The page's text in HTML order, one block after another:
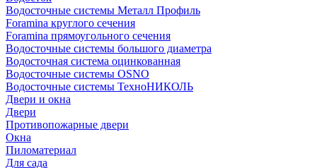
Водосточные системы Металл Профиль
Foramina круглого сечения
Foramina прямоугольного сечения
Водосточные системы большого диаметра
Водосточная система оцинкованная
Водосточные системы OSNO
Водосточные системы ТехноНИКОЛЬ
Двери и окна
Двери
Противопожарные двери
Окна
Пиломатериал
Для сада